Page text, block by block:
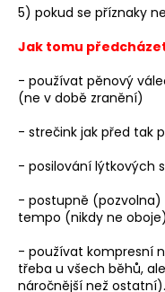
5) pokud se příznaky
Jak tomu
- používat pěnový
(ne v době zranění)
- strečink jak před tak
- posilování lýtkových
- postupně (pozvolna)
tempo (nikdy ne oboje)
- používat kompresní
třeba u všech běhů,
náročnější než ostatní).
BĚŽECKÁ
BUNDA
STRIDE
SUNDOWN
2
Kč
3
000